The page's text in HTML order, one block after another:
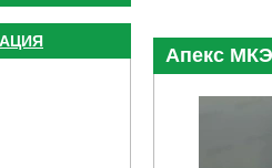
Апекс